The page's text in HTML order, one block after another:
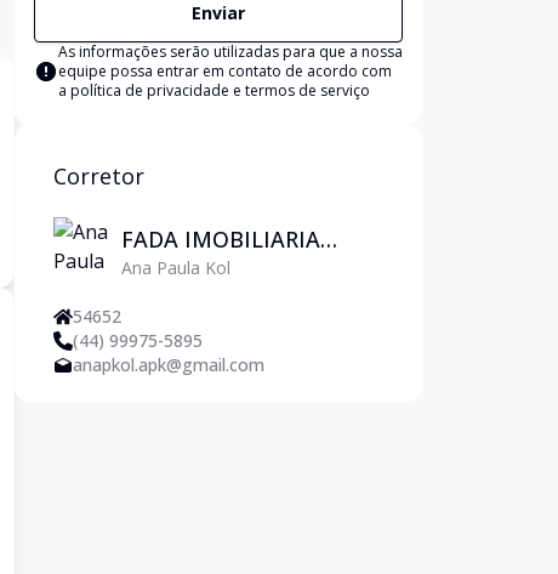
Enviar
As informações serão utilizadas para que a nossa
equipe possa entrar em contato de acordo com
a política de privacidade e termos de serviço
Corretor
FADA IMOBILIARIA
EIRELI ME
Ana Paula Kol
54652
(44) 99975-5895
anapkol.apk@gmail.com